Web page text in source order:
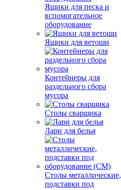
Ящики для песка и
вспомогательное
оборудование
Ящики для ветоши
Контейнеры для
раздельного сбора
мусора
Столы сварщика
Лари для белья
Столы металлические,
подставки под